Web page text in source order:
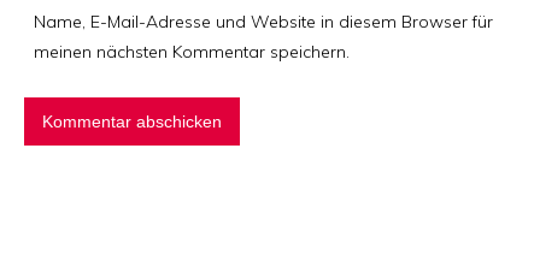
Name, E-Mail-Adresse und Website in diesem Browser für
meinen nächsten Kommentar speichern.